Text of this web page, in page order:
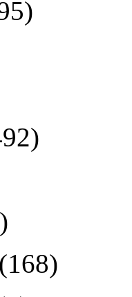
(168)